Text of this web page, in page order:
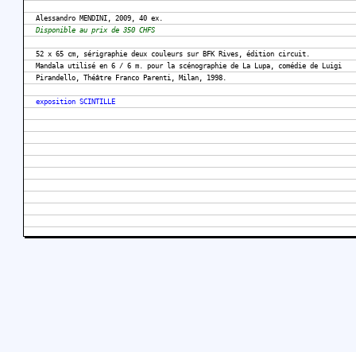
Alessandro MENDINI, 2009, 40 ex.
Disponible au prix de 350 CHFS
52 x 65 cm, sérigraphie deux couleurs sur BFK Rives, édition circuit.
Mandala utilisé en 6 / 6 m. pour la scénographie de La Lupa, comédie de Luigi
Pirandello, Théâtre Franco Parenti, Milan, 1998.
exposition SCINTILLE